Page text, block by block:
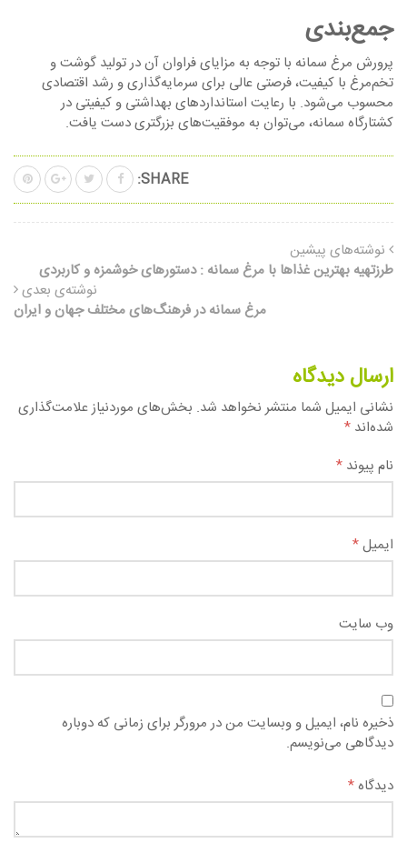
جمع‌بندی
پرورش مرغ سمانه با توجه به مزایای فراوان آن در تولید گوشت و
تخم‌مرغ با کیفیت، فرصتی عالی برای سرمایه‌گذاری و رشد اقتصادی
محسوب می‌شود. با رعایت استانداردهای بهداشتی و کیفیتی در
کشتارگاه سمانه، می‌توان به موفقیت‌های بزرگتری دست یافت.
SHARE:
نوشته‌های پیشین
طرزتهیه بهترین غذاها با مرغ سمانه : دستورهای خوشمزه و کاربردی
نوشته‌ی بعدی
مرغ سمانه در فرهنگ‌های مختلف جهان و ایران
ارسال دیدگاه
نشانی ایمیل شما منتشر نخواهد شد. بخش‌های موردنیاز علامت‌گذاری
شده‌اند *
نام پیوند *
ایمیل*
وب سایت
ذخیره نام، ایمیل و وبسایت من در مرورگر برای زمانی که دوباره
دیدگاهی می‌نویسم.
دیدگاه*